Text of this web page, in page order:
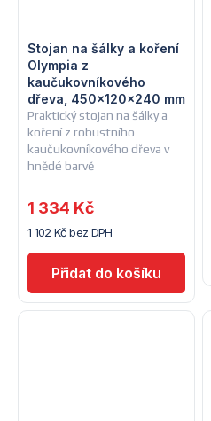
Praktický stojan na šálky a
koření z robustního
kaučukovníkového dřeva v
hnědé barvě
Stojan na šálky a koření
Olympia z
kaučukovníkového
dřeva, 450x120x240 mm
1 102 Kč bez DPH
1 334 Kč